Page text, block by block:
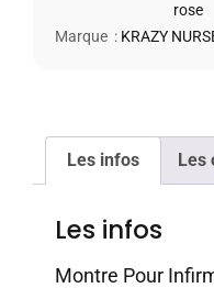
rose
Marque : KRAZY
Les infos Les
Les infos
Montre Pour